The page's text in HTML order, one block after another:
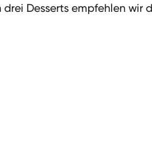
Desserts empfehlen wir